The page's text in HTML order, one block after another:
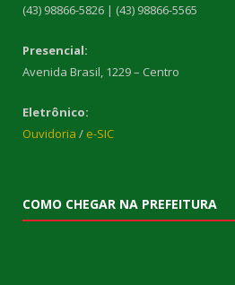
(43) 98866-5826 | (43) 98866-5565
Presencial:
Avenida Brasil, 1229 – Centro
Eletrônico:
Ouvidoria / e-SIC
COMO CHEGAR NA PREFEITURA